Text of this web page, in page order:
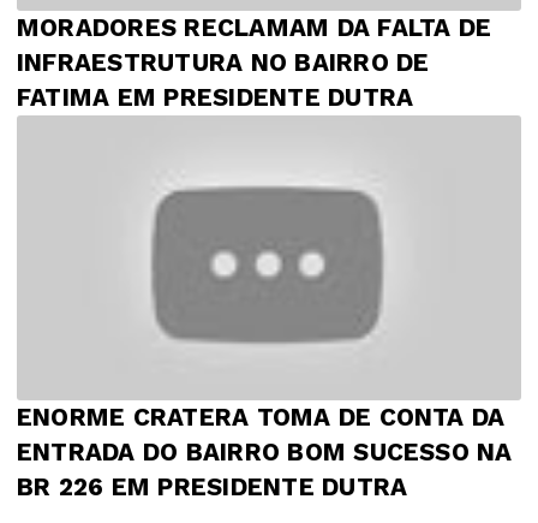
MORADORES RECLAMAM DA FALTA DE
INFRAESTRUTURA NO BAIRRO DE
FATIMA EM PRESIDENTE DUTRA
ENORME CRATERA TOMA DE CONTA DA
ENTRADA DO BAIRRO BOM SUCESSO NA
BR 226 EM PRESIDENTE DUTRA